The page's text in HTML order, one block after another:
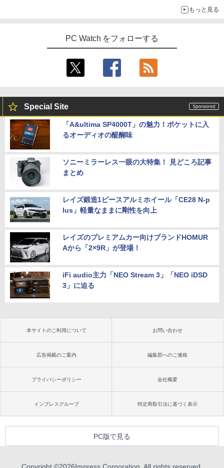
もっと見る
PC Watch をフォローする
Special Site
「A&ultima SP4000T」の魅力！ポケットに入
るオーディオの醍醐味
ソニーミラーレス一眼の大特集！ 見どころ記事
まとめ
レイズ鍛造1ピースアルミホイール「CE28 N-p
lus」軽量なままに剛性を向上
レイズのプレミアムカー向けブランドHOMUR
Aから「2×9R」が登場！
iFi audio主力「NEO Stream 3」「NEO iDSD
3」に迫る
本サイトのご利用について お問い合わせ
広告掲載のご案内 編集部へのご連絡
プライバシーポリシー 会社概要
インプレスグループ 特定商取引法に基づく表示
PC版で見る